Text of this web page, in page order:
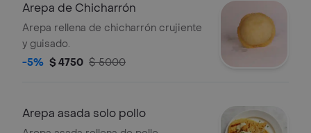
Arepa de Chicharrón
Arepa rellena de chicharrón crujiente
y guisado.
-5% $ 4750 $ 5000
Arepa asada solo pollo